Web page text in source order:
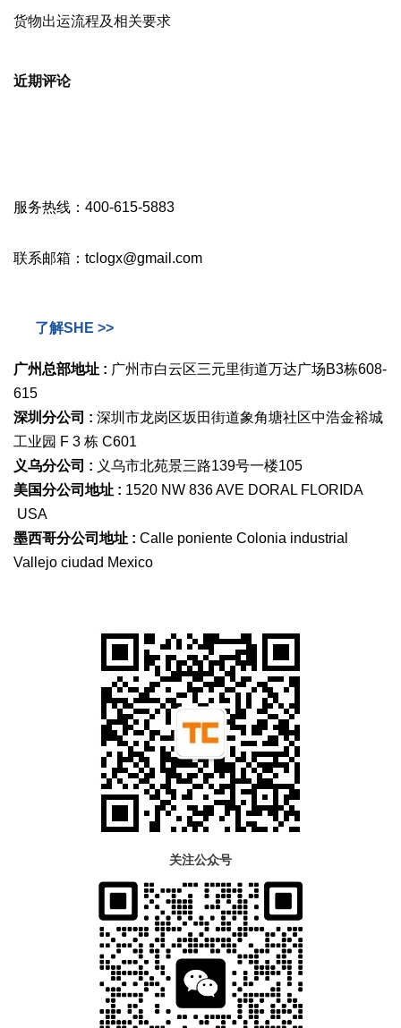
货物出运流程及相关要求
近期评论
服务热线：400-615-5883
联系邮箱：tclogx@gmail.com
了解SHE >>
广州总部地址 : 广州市白云区三元里街道万达广场B3栋608-
615
深圳分公司 : 深圳市龙岗区坂田街道象角塘社区中浩金裕城
工业园 F 3 栋 C601
义乌分公司 : 义乌市北苑景三路139号一楼105
美国分公司地址 : 1520 NW 836 AVE DORAL FLORIDA
USA
墨西哥分公司地址 : Calle poniente Colonia industrial
Vallejo ciudad Mexico
关注公众号